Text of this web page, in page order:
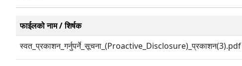
फाईलको नाम / शिर्षक
स्वत_प्रकाशन_गर्नुपर्ने_सूचना_(Proactive_Disclosure)_प्रकाशन(3).pdf